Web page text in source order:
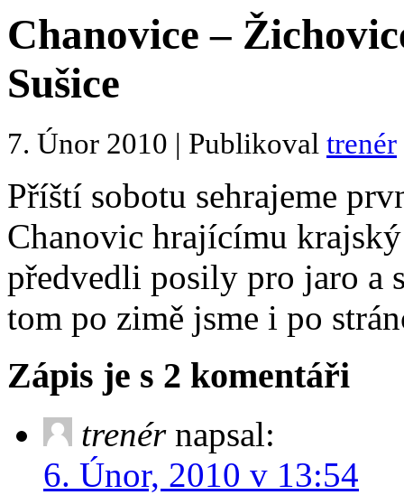
Chanovice –
Sušice
7. Únor 2010 | Publikoval trenér
Příští sobotu sehrajeme
Chanovic hrajícímu
předvedli posily pro jaro a
tom po zimě jsme i po
Zápis je s 2 komentáři
trenér napsal:
6. Únor, 2010 v 13:54